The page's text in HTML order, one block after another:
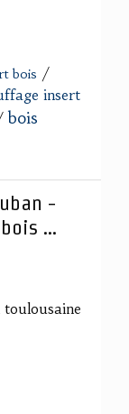
bois /
insert
bois
-
...